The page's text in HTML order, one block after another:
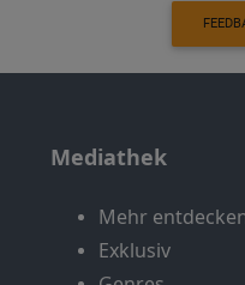
Mediathek
Mehr
Exklusiv